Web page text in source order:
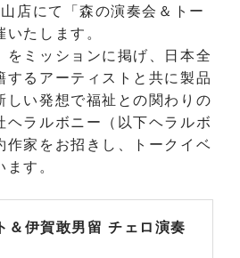
店にて「森の演奏会＆トー
たします。
をミッションに掲げ、日本全
するアーティストと共に製品
しい発想で福祉との関わりの
ヘラルボニー（以下ヘラルボ
作家をお招きし、トークイベ
す。
＆伊賀敢男留 チェロ演奏